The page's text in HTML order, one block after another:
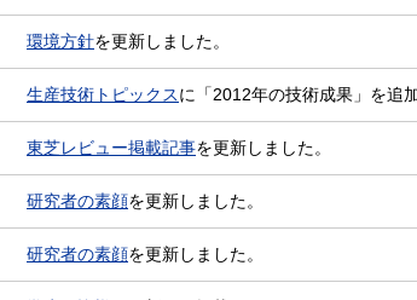
環境方針を更新しました。
生産技術トピックスに「2012年の技術成果」を追
東芝レビュー掲載記事を更新しました。
研究者の素顔を更新しました。
研究者の素顔を更新しました。